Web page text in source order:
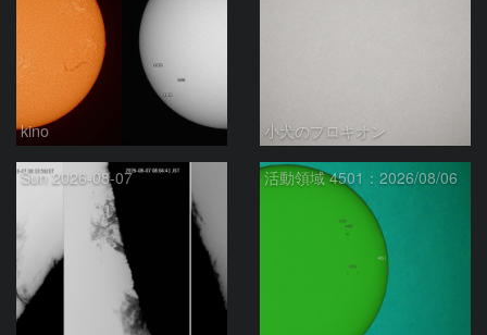
kino 小犬のプロキオン
Sun 2026-08-07 活動領域 4501：2026/08/06